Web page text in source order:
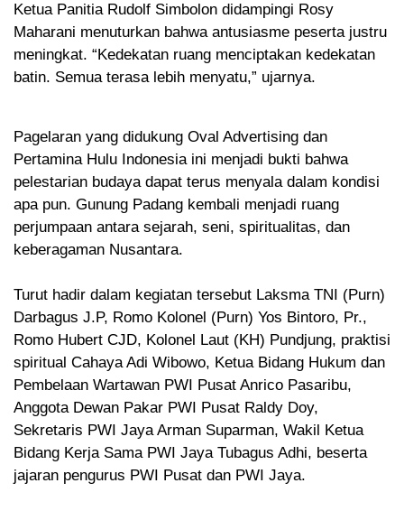
Ketua Panitia Rudolf Simbolon didampingi Rosy
Maharani menuturkan bahwa antusiasme peserta justru
meningkat. “Kedekatan ruang menciptakan kedekatan
batin. Semua terasa lebih menyatu,” ujarnya.
Pagelaran yang didukung Oval Advertising dan
Pertamina Hulu Indonesia ini menjadi bukti bahwa
pelestarian budaya dapat terus menyala dalam kondisi
apa pun. Gunung Padang kembali menjadi ruang
perjumpaan antara sejarah, seni, spiritualitas, dan
keberagaman Nusantara.
Turut hadir dalam kegiatan tersebut Laksma TNI (Purn)
Darbagus J.P, Romo Kolonel (Purn) Yos Bintoro, Pr.,
Romo Hubert CJD, Kolonel Laut (KH) Pundjung, praktisi
spiritual Cahaya Adi Wibowo, Ketua Bidang Hukum dan
Pembelaan Wartawan PWI Pusat Anrico Pasaribu,
Anggota Dewan Pakar PWI Pusat Raldy Doy,
Sekretaris PWI Jaya Arman Suparman, Wakil Ketua
Bidang Kerja Sama PWI Jaya Tubagus Adhi, beserta
jajaran pengurus PWI Pusat dan PWI Jaya.